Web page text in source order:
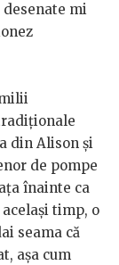
mi
din Alison și
de pompe
înainte ca
timp, o
seama că
așa cum